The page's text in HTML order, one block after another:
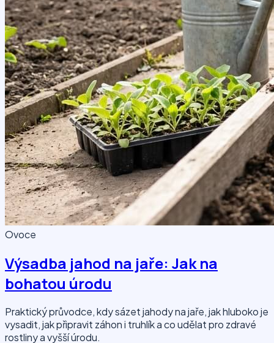
Ovoce
Výsadba jahod na jaře: Jak na
bohatou úrodu
Praktický průvodce, kdy sázet jahody na jaře, jak hluboko je
vysadit, jak připravit záhon i truhlík a co udělat pro zdravé
rostliny a vyšší úrodu.